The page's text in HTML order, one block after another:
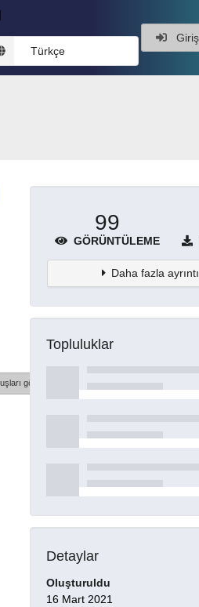
Türkçe
göster
99
GÖRÜNTÜLEME
Daha fazla
Topluluklar
Detaylar
Oluşturuldu
16 Mart 2021